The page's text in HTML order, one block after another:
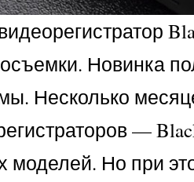
Новинка
Несколько
—
Но при